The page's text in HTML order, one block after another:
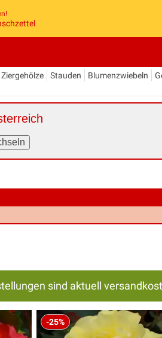
Ziergehölze Stauden Blumenzwiebeln
sind aktuell
-25%